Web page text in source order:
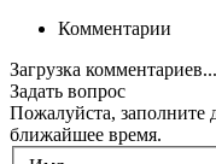
Комментарии
Загрузка комментариев...
Задать вопрос
Пожалуйста,
ближайшее время.